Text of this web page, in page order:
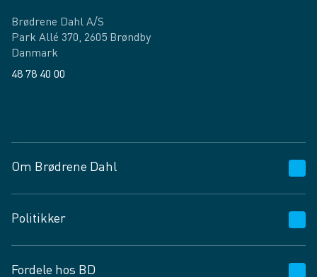
Brødrene Dahl A/S
Park Allé 370, 2605 Brøndby
Danmark
48 78 40 00
Om Brødrene Dahl
Vagttelefon 30 10 89 89
Spørgsmål og svar
Job og karriere
Politikker
Fordele hos BD